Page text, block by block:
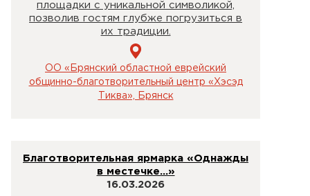
площадки с уникальной символикой,
позволив гостям глубже погрузиться в
их традиции.
ОО «Брянский областной еврейский
общинно-благотворительный центр «Хэсэд
Тиква», Брянск
Благотворительная ярмарка «Однажды
в местечке…»
16.03.2026